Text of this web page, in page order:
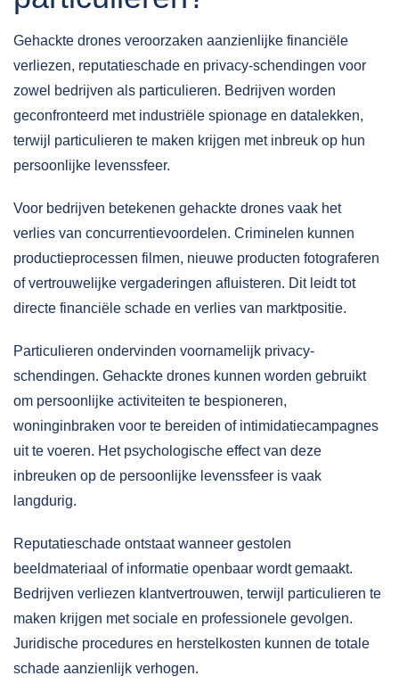
Gehackte drones veroorzaken aanzienlijke financiële
verliezen, reputatieschade en privacy-schendingen voor
zowel bedrijven als particulieren. Bedrijven worden
geconfronteerd met industriële spionage en datalekken,
terwijl particulieren te maken krijgen met inbreuk op hun
persoonlijke levenssfeer.
Voor bedrijven betekenen gehackte drones vaak het
verlies van concurrentievoordelen. Criminelen kunnen
productieprocessen filmen, nieuwe producten fotograferen
of vertrouwelijke vergaderingen afluisteren. Dit leidt tot
directe financiële schade en verlies van marktpositie.
Particulieren ondervinden voornamelijk privacy-
schendingen. Gehackte drones kunnen worden gebruikt
om persoonlijke activiteiten te bespioneren,
woninginbraken voor te bereiden of intimidatiecampagnes
uit te voeren. Het psychologische effect van deze
inbreuken op de persoonlijke levenssfeer is vaak
langdurig.
Reputatieschade ontstaat wanneer gestolen
beeldmateriaal of informatie openbaar wordt gemaakt.
Bedrijven verliezen klantvertrouwen, terwijl particulieren te
maken krijgen met sociale en professionele gevolgen.
Juridische procedures en herstelkosten kunnen de totale
schade aanzienlijk verhogen.